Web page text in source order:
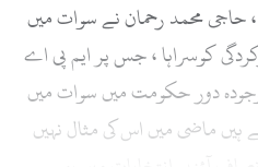
حاجی محمد رحمان نے سوات میں
کوسراہا ، جس پر ایم پی اے
دور حکومت میں سوات میں
ماضی میں اس کی مثال نہیں